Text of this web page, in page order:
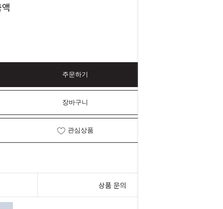
주문하기
장바구니
관심상품
상품 문의